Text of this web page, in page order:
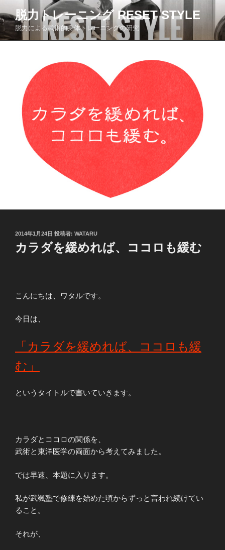
ン
テ
ン
脱力トレーニング RESET STYLE
脱力による武術的身体トレーニングの研究
投
稿
日:
2014年1月24日 投稿者: WATARU
カラダを緩めれば、ココロも緩む
こんにちは、ワタルです。
今日は、
「カラダを緩めれば、ココロも緩
む」
というタイトルで書いていきます。
カラダとココロの関係を、
武術と東洋医学の両面から考えてみました。
では早速、本題に入ります。
私が武颯塾で修練を始めた頃からずっと言われ続けてい
ること。
それが、